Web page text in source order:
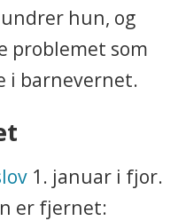
hun, og
problemet som
i barnevernet.
1. januar i fjor.
er fjernet: